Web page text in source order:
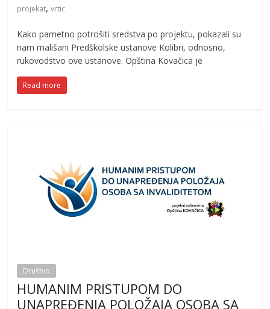
projekat,vrtic
Kako pametno potrošiti sredstva po projektu, pokazali su
nam mališani Predškolske ustanove Kolibri, odnosno,
rukovodstvo ove ustanove. Opština Kovačica je
Read more
Društvo
HUMANIM PRISTUPOM DO
UNAPREĐENJA POLOŽAJA OSOBA SA